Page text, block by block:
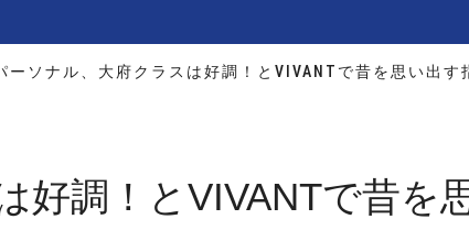
ーソナル、大府クラスは好調！とVIVANTで昔を思い出す
好調！とVIVANTで昔を